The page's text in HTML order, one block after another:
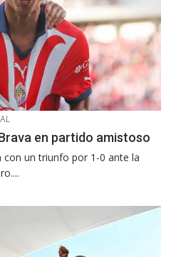
en partido amistoso
con un triunfo por 1-0 ante la